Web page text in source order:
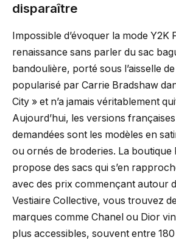
disparaître
Impossible d’évoquer la mode Y2K
renaissance sans parler du sac
bandoulière, porté sous l’aisselle
popularisé par Carrie Bradshaw
City » et n’a jamais véritablement
Aujourd’hui, les versions
demandées sont les modèles en
ou ornés de broderies. La boutique
propose des sacs qui s’en
avec des prix commençant autour
Vestiaire Collective, vous trouvez
marques comme Chanel ou Dior
plus accessibles, souvent entre